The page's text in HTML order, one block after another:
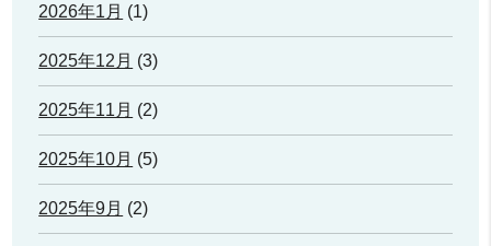
2026年1月 (1)
2025年12月 (3)
2025年11月 (2)
2025年10月 (5)
2025年9月 (2)